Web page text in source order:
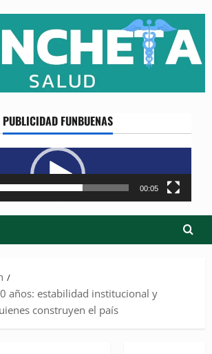
PUBLICIDAD FUNBUENAS
Reproductor
de
vídeo
00:05
años: estabilidad institucional y
construyen el país